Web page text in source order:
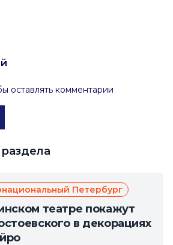
оставлять комментарии
Петербург
театре покажут
в декорациях